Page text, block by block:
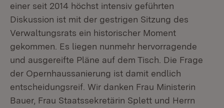
einer seit 2014 höchst intensiv geführten
Diskussion ist mit der gestrigen Sitzung des
Verwaltungsrats ein historischer Moment
gekommen. Es liegen nunmehr hervorragende
und ausgereifte Pläne auf dem Tisch. Die Frage
der Opernhaussanierung ist damit endlich
entscheidungsreif. Wir danken Frau Ministerin
Bauer, Frau Staatssekretärin Splett und Herrn